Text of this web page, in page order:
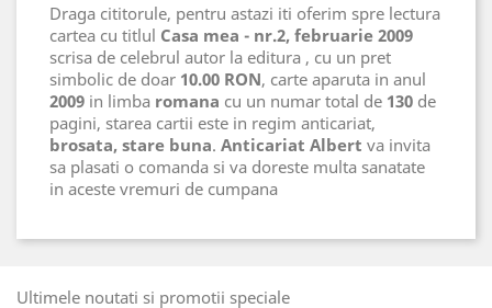
Draga cititorule, pentru astazi iti oferim spre lectura
cartea cu titlul Casa mea - nr.2, februarie 2009
scrisa de celebrul autor la editura , cu un pret
simbolic de doar 10.00 RON, carte aparuta in anul
2009 in limba romana cu un numar total de 130 de
pagini, starea cartii este in regim anticariat,
brosata, stare buna. Anticariat Albert va invita
sa plasati o comanda si va doreste multa sanatate
in aceste vremuri de cumpana
Ultimele noutati si promotii speciale